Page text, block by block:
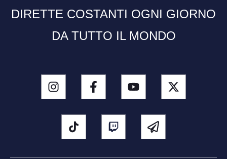
DIRETTE COSTANTI OGNI GIORNO
DA TUTTO IL MONDO